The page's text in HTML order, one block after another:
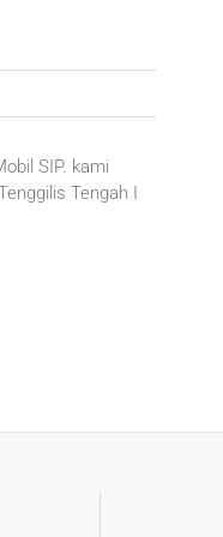
SIP. kami
Tengah I